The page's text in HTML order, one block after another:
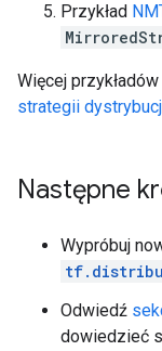
Przykład
Więcej
strategii
Następne
Wypróbuj
Odwiedź
dowiedzieć